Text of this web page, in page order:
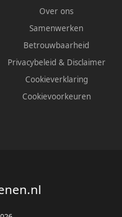
Over ons
Samenwerken
Betrouwbaarheid
Privacybeleid & Disclaimer
Cookieverklaring
Cookievoorkeuren